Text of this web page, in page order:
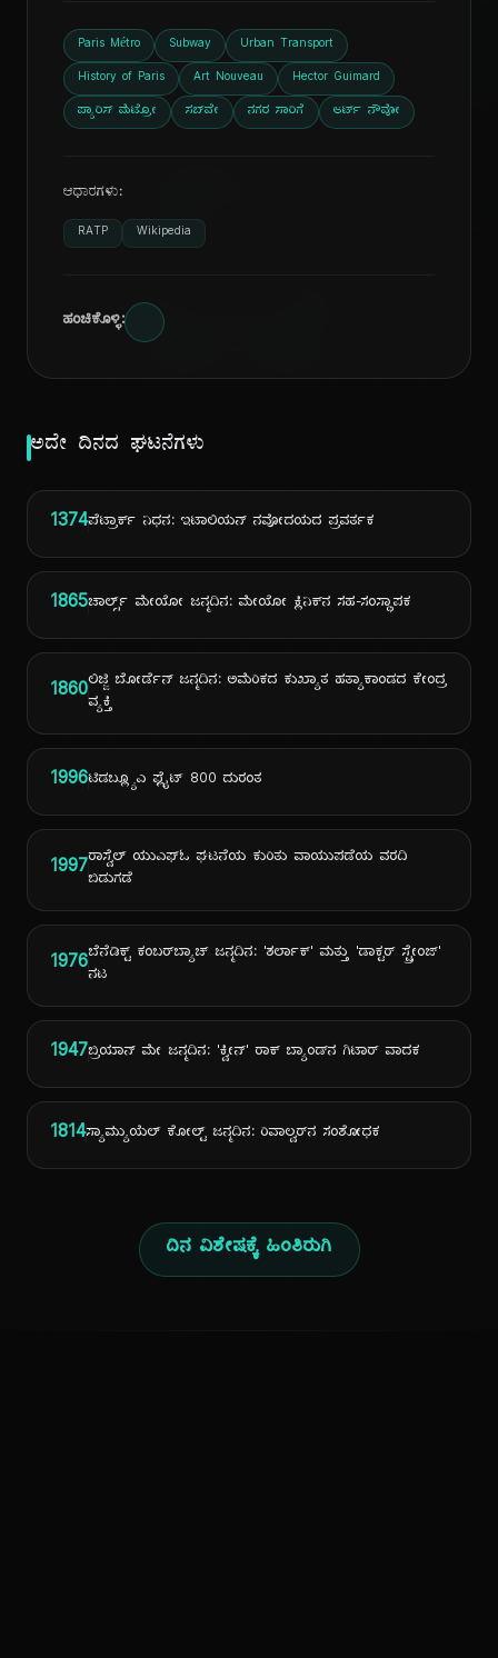
ದಿ
Paris Métro Subway Urban Transport
History of Paris Art Nouveau Hector Guimard
ಪ್ಯಾರಿಸ್ ಮೆಟ್ರೋ ಸಬ್‌ವೇ ನಗರ ಸಾರಿಗೆ ಆರ್ಟ್ ನೌವೋ
ಆಧಾರಗಳು:
RATP Wikipedia
ಹಂಚಿಕೊಳ್ಳಿ:
ಅದೇ ದಿನದ ಘಟನೆಗಳು
1374ಪೆಟ್ರಾರ್ಕ್ ನಿಧನ: ಇಟಾಲಿಯನ್ ನವೋದಯದ ಪ್ರವರ್ತಕ
1865ಚಾರ್ಲ್ಸ್ ಮೇಯೋ ಜನ್ಮದಿನ: ಮೇಯೋ ಕ್ಲಿನಿಕ್‌ನ ಸಹ-ಸಂಸ್ಥಾಪಕ
1860ಲಿಜ್ಜಿ ಬೋರ್ಡೆನ್ ಜನ್ಮದಿನ: ಅಮೆರಿಕದ ಕುಖ್ಯಾತ ಹತ್ಯಾಕಾಂಡದ ಕೇಂದ್ರ
ವ್ಯಕ್ತಿ
1996ಟಿಡಬ್ಲ್ಯೂಎ ಫ್ಲೈಟ್ 800 ದುರಂತ
1997ರಾಸ್ವೆಲ್ ಯುಎಫ್‌ಓ ಘಟನೆಯ ಕುರಿತು ವಾಯುಪಡೆಯ ವರದಿ
ಬಿಡುಗಡೆ
1976ಬೆನೆಡಿಕ್ಟ್ ಕಂಬರ್‌ಬ್ಯಾಚ್ ಜನ್ಮದಿನ: 'ಶರ್ಲಾಕ್' ಮತ್ತು 'ಡಾಕ್ಟರ್ ಸ್ಟ್ರೇಂಜ್'
ನಟ
1947ಬ್ರಿಯಾನ್ ಮೇ ಜನ್ಮದಿನ: 'ಕ್ವೀನ್' ರಾಕ್ ಬ್ಯಾಂಡ್‌ನ ಗಿಟಾರ್ ವಾದಕ
1814ಸ್ಯಾಮ್ಯುಯೆಲ್ ಕೋಲ್ಟ್ ಜನ್ಮದಿನ: ರಿವಾಲ್ವರ್‌ನ ಸಂಶೋಧಕ
ದಿನ ವಿಶೇಷಕ್ಕೆ ಹಿಂತಿರುಗಿ